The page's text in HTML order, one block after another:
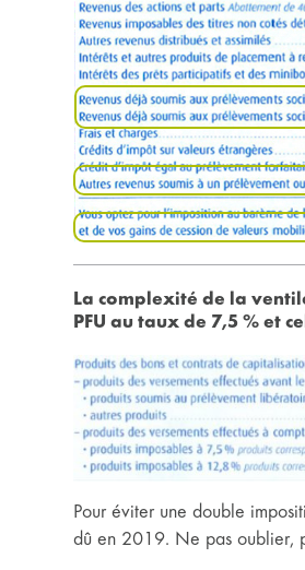
La complexité de la
PFU au taux de 7,5 % et
Pour éviter une double
dû en 2019. Ne pas oublier,